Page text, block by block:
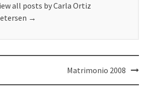
all posts by Carla Ortiz
→
Matrimonio 2008